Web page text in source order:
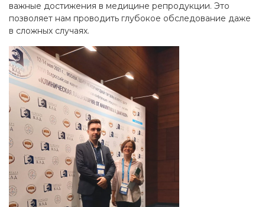
важные достижения в медицине репродукции. Это
позволяет нам проводить глубокое обследование даже
в сложных случаях.